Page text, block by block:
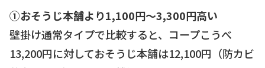
①おそうじ本舗より1,100円〜3,300円高い
壁掛け通常タイプで比較すると、コープこうべ
13,200円に対しておそうじ本舗は12,100円（防カビ